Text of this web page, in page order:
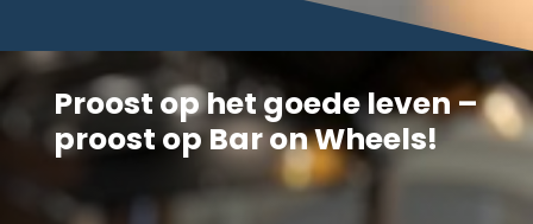
Proost op het goede leven –
proost op Bar on Wheels!